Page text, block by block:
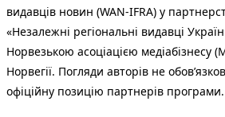
видавців новин (WAN-IFRA) у
«Незалежні регіональні видавці
Норвезькою асоціацією медіабізнесу
Норвегії. Погляди авторів не
офіційну позицію партнерів програми.